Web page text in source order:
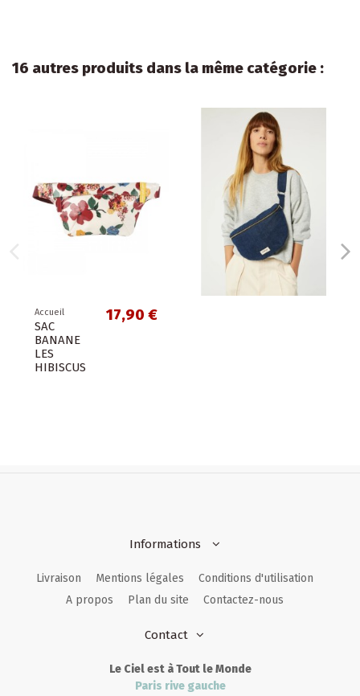
16 autres produits dans la même catégorie :
Informations
Livraison Mentions légales
Conditions d'utilisation
A propos
Plan du site Contactez-nous
Contact
Le Ciel est à Tout le Monde
Paris rive gauche